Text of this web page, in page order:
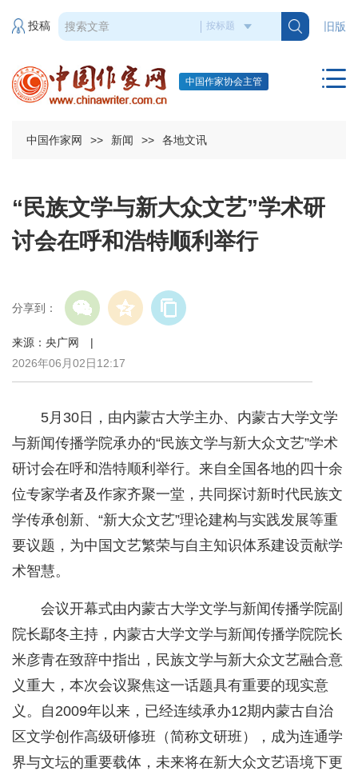
旧版
投稿
中国作家协会主管
中国作家网 >> 新闻 >> 各地文讯
“民族文学与新大众文艺”学术研
讨会在呼和浩特顺利举行
分享到：
来源：央广网 |
2026年06月02日12:17
5月30日，由内蒙古大学主办、内蒙古大学文学
与新闻传播学院承办的“民族文学与新大众文艺”学术
研讨会在呼和浩特顺利举行。来自全国各地的四十余
位专家学者及作家齐聚一堂，共同探讨新时代民族文
学传承创新、“新大众文艺”理论建构与实践发展等重
要议题，为中国文艺繁荣与自主知识体系建设贡献学
术智慧。
会议开幕式由内蒙古大学文学与新闻传播学院副
院长鄢冬主持，内蒙古大学文学与新闻传播学院院长
米彦青在致辞中指出，民族文学与新大众文艺融合意
义重大，本次会议聚焦这一话题具有重要的现实意
义。自2009年以来，已经连续承办12期内蒙古自治
区文学创作高级研修班（简称文研班），成为连通学
界与文坛的重要载体，未来将在新大众文艺语境下更